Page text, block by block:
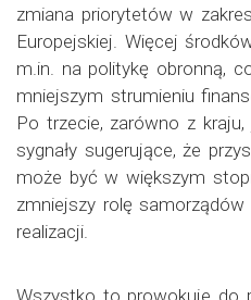
zmiana priorytetów w
Europejskiej. Więcej
m.in. na politykę obronną,
mniejszym strumieniu
Po trzecie, zarówno z
sygnały sugerujące, że
może być w większym
zmniejszy rolę
realizacji.